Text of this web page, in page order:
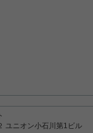
ユニオン小石川第1ビル